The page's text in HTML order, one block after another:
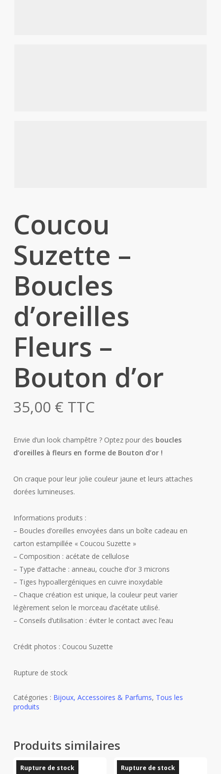
Coucou
Suzette –
Boucles
d’oreilles
Fleurs –
Bouton d’or
35,00 € TTC
Envie d’un look champêtre ? Optez pour des boucles
d’oreilles à fleurs en forme de Bouton d’or !
On craque pour leur jolie couleur jaune et leurs attaches
dorées lumineuses.
Informations produits :
– Boucles d’oreilles envoyées dans un boîte cadeau en
carton estampillée « Coucou Suzette »
– Composition : acétate de cellulose
– Type d’attache : anneau, couche d’or 3 microns
– Tiges hypoallergéniques en cuivre inoxydable
– Chaque création est unique, la couleur peut varier
légèrement selon le morceau d’acétate utilisé.
– Conseils d’utilisation : éviter le contact avec l’eau
Crédit photos : Coucou Suzette
Rupture de stock
Catégories : Bijoux, Accessoires & Parfums, Tous les
produits
Produits similaires
Rupture de stock Rupture de stock